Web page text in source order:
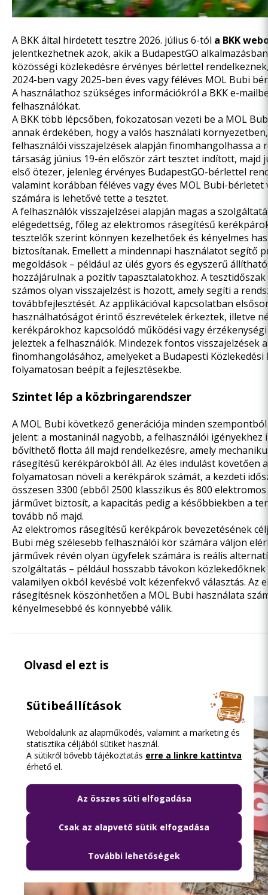
A BKK által hirdetett tesztre 2026. július 6-tól a BKK
jelentkezhetnek azok, akik a BudapestGO
közösségi közlekedésre érvényes bérlettel
2024-ben vagy 2025-ben éves vagy féléves MOL Bubi
A használathoz szükséges információkról a BKK e-
felhasználókat.
A BKK több lépcsőben, fokozatosan vezeti be a MOL
annak érdekében, hogy a valós használati
felhasználói visszajelzések alapján finomhangolhassa a
társaság június 19-én először zárt tesztet indított, majd
első ötezer, jelenleg érvényes BudapestGO-bérlettel
valamint korábban féléves vagy éves MOL Bubi-bérletet
számára is lehetővé tette a tesztet.
A felhasználók visszajelzései alapján magas a
elégedettség, főleg az elektromos rásegítésű
tesztelők szerint könnyen kezelhetőek és kényelmes
biztosítanak. Emellett a mindennapi használatot segítő
megoldások – például az ülés gyors és egyszerű
hozzájárulnak a pozitív tapasztalatokhoz. A
számos olyan visszajelzést is hozott, amely segíti a
továbbfejlesztését. Az applikációval kapcsolatban
használhatóságot érintő észrevételek érkeztek, illetve
kerékpárokhoz kapcsolódó működési vagy
jeleztek a felhasználók. Mindezek fontos visszajelzések
finomhangolásához, amelyeket a Budapesti Közlekedési
folyamatosan beépít a fejlesztésekbe.
Szintet lép a közbringarendszer
A MOL Bubi következő generációja minden
jelent: a mostaninál nagyobb, a felhasználói igényekhez
bővíthető flotta áll majd rendelkezésre, amely
rásegítésű kerékpárokból áll. Az éles indulást követően
folyamatosan növeli a kerékpárok számát, a kezdeti
összesen 3300 (ebből 2500 klasszikus és 800
járművet biztosít, a kapacitás pedig a későbbiekben a
tovább nő majd.
Az elektromos rásegítésű kerékpárok bevezetésének
Bubi még szélesebb felhasználói kör számára váljon
járművek révén olyan ügyfelek számára is reális
szolgáltatás – például hosszabb távokon
valamilyen okból kevésbé volt kézenfekvő választás. Az
rásegítésnek köszönhetően a MOL Bubi használata
kényelmesebbé és könnyebbé válik.
Olvasd el ezt is
Sütibeállítások
Weboldalunk az alapműködés, valamint a marketing és
statisztika céljából sütiket használ.
A sütikről bővebb tájékoztatás erre a linkre kattintva
érhető el.
Az összes süti elfogadása
Csak az alapvető sütik elfogadása
További lehetőségek